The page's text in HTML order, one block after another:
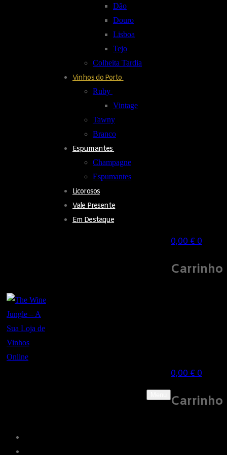
Dão
Douro
Lisboa
Tejo
Colheita Tardia
Vinhos do Porto
Ruby
Vintage
Tawny
Branco
Espumantes
Champagne
Espumantes
Licorosos
Vale Presente
Em Destaque
0,00 € 0
Carrinho
0,00 € 0
Carrinho